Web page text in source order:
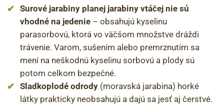
Surové jarabiny planej jarabiny vtáčej nie sú
vhodné na jedenie – obsahujú kyselinu
parasorbovú, ktorá vo väčšom množstve dráždi
trávenie. Varom, sušením alebo premrznutím sa
mení na neškodnú kyselinu sorbovú a plody sú
potom celkom bezpečné.
Sladkoplodé odrody (moravská jarabina) horké
látky prakticky neobsahujú a dajú sa jesť aj čerstvé.